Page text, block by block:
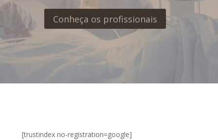
Conheça os profissionais
[trustindex no-registration=google]